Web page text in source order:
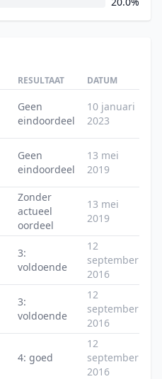
RESULTAAT DATUM
Geen
eindoordeel
10 januari
2023
Geen
eindoordeel
13 mei
2019
Zonder
actueel
oordeel
13 mei
2019
3:
voldoende
12
september
2016
3:
voldoende
12
september
2016
4: goed
12
september
2016